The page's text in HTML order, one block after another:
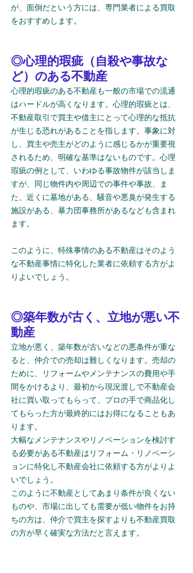
が、面倒だという方には、専門業者による買取
をおすすめします。
◎心理的瑕疵（自殺や事故な
ど）のある不動産
心理的瑕疵のある不動産も一般の市場での流通
はハードルが高くなります。心理的瑕疵とは、
不動産取引で買主や借主にとって心理的な抵抗
が生じる恐れがあることを指します。事象に対
し、買主や売主がどのように感じるかが重要視
されるため、明確な基準はないものです。心理
瑕疵の例として、いわゆる事故物件が該当しま
すが、同じ物件内や周辺での事件や事故、ま
た、近くに墓地がある、騒音や悪臭が発生する
施設がある、暴力団事務所があるなども含まれ
ます。
このように、特殊事情のある不動産はそのよう
な不動産事情に特化した業者に依頼する方がよ
りよいでしょう。
◎築年数が古く、立地が悪い不
動産
立地が悪く、築年数が古いなどの悪条件が重な
ると、仲介での売却は難しくなります。売却の
ために、リフォームやメンテナンスの費用や手
間をかけるより、最初から現況渡しで不動産会
社に買い取ってもらって、プロの手で商品化し
てもらった方が最終的にはお得になることもあ
ります。
大幅なメンテナンスやリノベーションを検討す
る必要がある不動産はリフォーム・リノベーシ
ョンに特化し不動産会社に依頼する方がよりよ
いでしょう。
このように不動産としてあまり条件が良くない
ものや、市場に出しても需要が低い物件をお持
ちの方は、仲介で買主を探すよりも不動産買取
の方が早く確実な方法だと言えます。